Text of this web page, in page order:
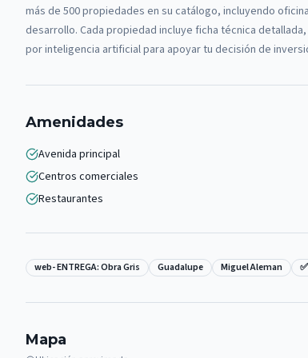
más de 500 propiedades en su catálogo, incluyendo
desarrollo. Cada propiedad incluye ficha técnica
por inteligencia artificial para apoyar tu decisión de
Amenidades
Avenida principal
Centros comerciales
Restaurantes
web- ENTREGA: Obra Gris Guadalupe Miguel Aleman
Mapa